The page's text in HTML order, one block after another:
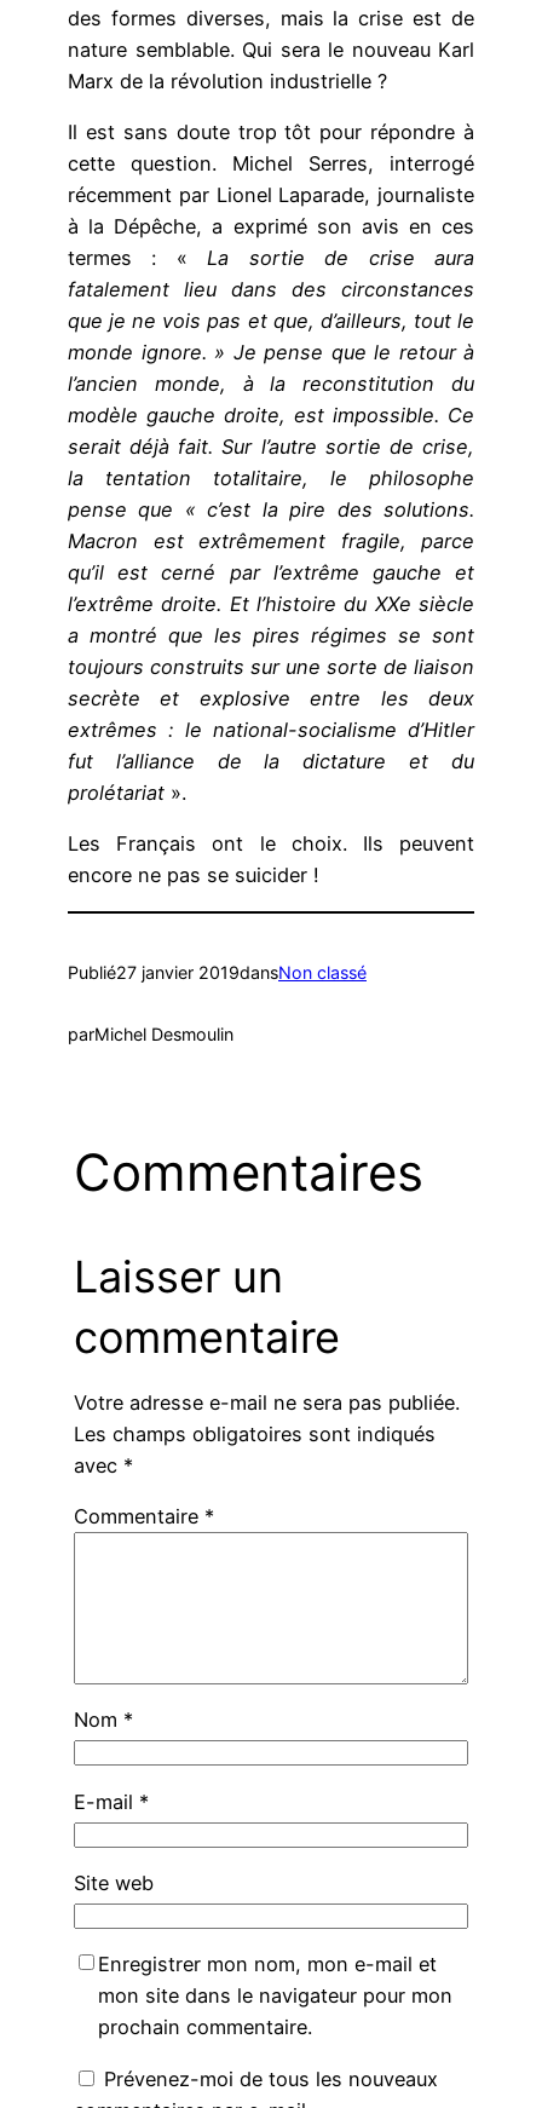
des formes diverses, mais la crise est de
nature semblable. Qui sera le nouveau Karl
Marx de la révolution industrielle ?
Il est sans doute trop tôt pour répondre à
cette question. Michel Serres, interrogé
récemment par Lionel Laparade, journaliste
à la Dépêche, a exprimé son avis en ces
termes : «La sortie de crise aura
fatalement lieu dans des circonstances
que je ne vois pas et que, d’ailleurs, tout le
monde ignore. » Je pense que le retour à
l’ancien monde, à la reconstitution du
modèle gauche droite, est impossible. Ce
serait déjà fait. Sur l’autre sortie de crise,
la tentation totalitaire, le philosophe
pense que « c’est la pire des solutions.
Macron est extrêmement fragile, parce
qu’il est cerné par l’extrême gauche et
l’extrême droite. Et l’histoire du XXe siècle
a montré que les pires régimes se sont
toujours construits sur une sorte de liaison
secrète et explosive entre les deux
extrêmes : le national-socialisme d’Hitler
fut l’alliance de la dictature et du
prolétariat ».
Les Français ont le choix. Ils peuvent
encore ne pas se suicider !
Publié27 janvier 2019dansNon classé
parMichel Desmoulin
Commentaires
Laisser un
commentaire
Votre adresse e-mail ne sera pas publiée.
Les champs obligatoires sont indiqués
avec *
Commentaire *
Nom *
E-mail *
Site web
Enregistrer mon nom, mon e-mail et
mon site dans le navigateur pour mon
prochain commentaire.
Prévenez-moi de tous les nouveaux